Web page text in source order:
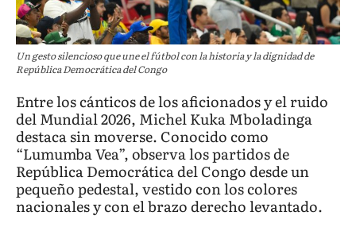
Un gesto silencioso que une el fútbol con la historia y la dignidad de
República Democrática del Congo
Entre los cánticos de los aficionados y el ruido
del Mundial 2026, Michel Kuka Mboladinga
destaca sin moverse. Conocido como
“Lumumba Vea”, observa los partidos de
República Democrática del Congo desde un
pequeño pedestal, vestido con los colores
nacionales y con el brazo derecho levantado.